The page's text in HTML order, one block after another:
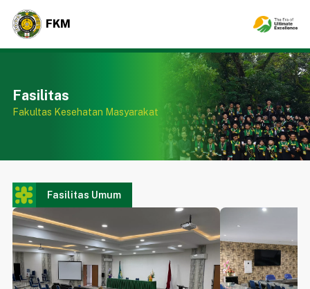
FKM
Fasilitas
Fakultas Kesehatan Masyarakat
Fasilitas Umum